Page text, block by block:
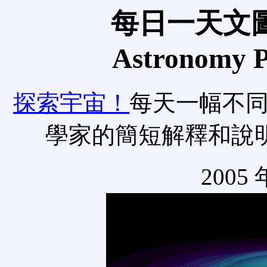
每日一天文
Astronomy
探索宇宙！ 每天一幅不
學家的簡短解釋和說
2005